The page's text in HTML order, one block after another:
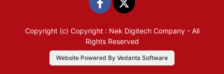
Copyright (c) Copyright : Nek Digitech Company- All
Rights Reserved
Website Powered By Vedanta Software